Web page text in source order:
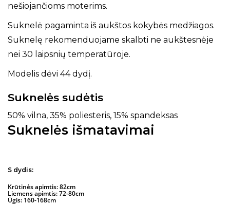
nešiojančioms moterims.
Suknelė pagaminta iš aukštos kokybės medžiagos.
Suknelę rekomenduojame skalbti ne aukštesnėje
nei 30 laipsnių temperatūroje.
Modelis dėvi 44 dydį.
Suknelės sudėtis
50% vilna, 35% poliesteris, 15% spandeksas
Suknelės išmatavimai
S dydis:
Krūtinės apimtis: 82cm
Liemens apimtis: 72-80cm
Ūgis: 160-168cm